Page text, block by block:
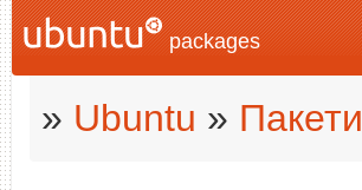
packages
» Ubuntu » Пакети